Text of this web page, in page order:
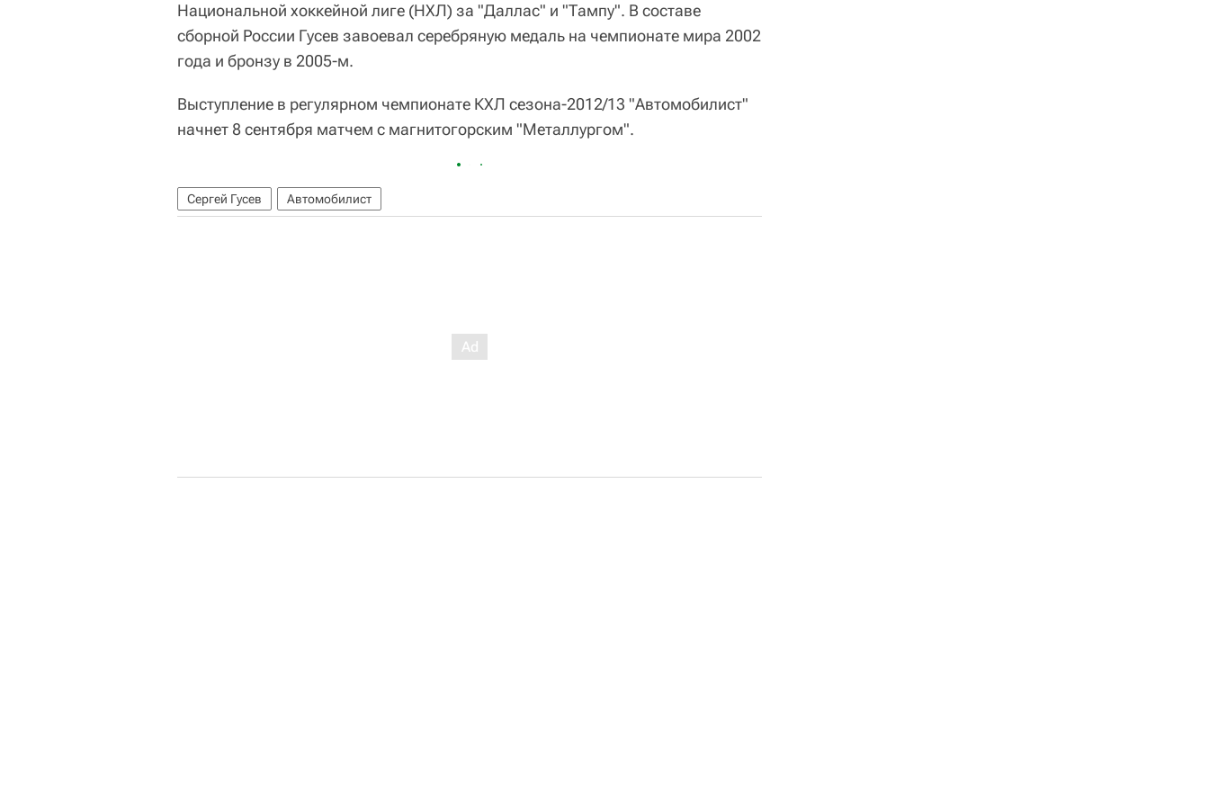
Национальной хоккейной лиге (НХЛ) за "Даллас" и "Тампу". В составе
сборной России Гусев завоевал серебряную медаль на чемпионате мира 2002
года и бронзу в 2005-м.
Выступление в регулярном чемпионате КХЛ сезона-2012/13 "Автомобилист"
начнет 8 сентября матчем с магнитогорским "Металлургом".
Сергей Гусев Автомобилист